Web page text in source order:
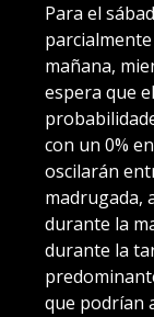
Para el
mañana,
espera que
con un 0%
oscilarán
madrugada,
durante la
durante la
que podrían